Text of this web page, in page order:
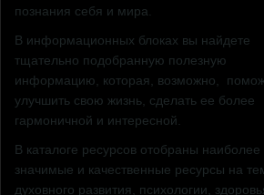
познания себя и мира.
В информационных блоках вы найдете
тщательно подобранную полезную
информацию, которая, возможно,
улучшить свою жизнь, сделать ее более
гармоничной и интересной.
В каталоге ресурсов отобраны наиболее
значимые и качественные ресурсы на
духовного развития, психологии,